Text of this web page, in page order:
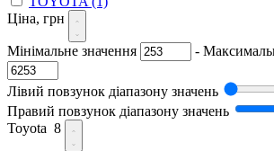
Ціна, грн
Мінімальне значення -
Лівий повзунок діапазону значень
Правий повзунок діапазону значень
Toyota 8